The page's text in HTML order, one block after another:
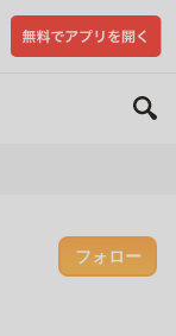
フォロー